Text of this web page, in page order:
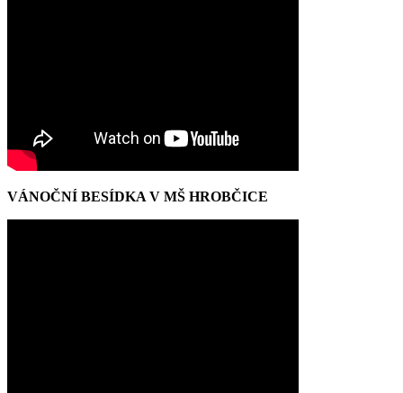
VÁNOČNÍ BESÍDKA V MŠ HROBČICE